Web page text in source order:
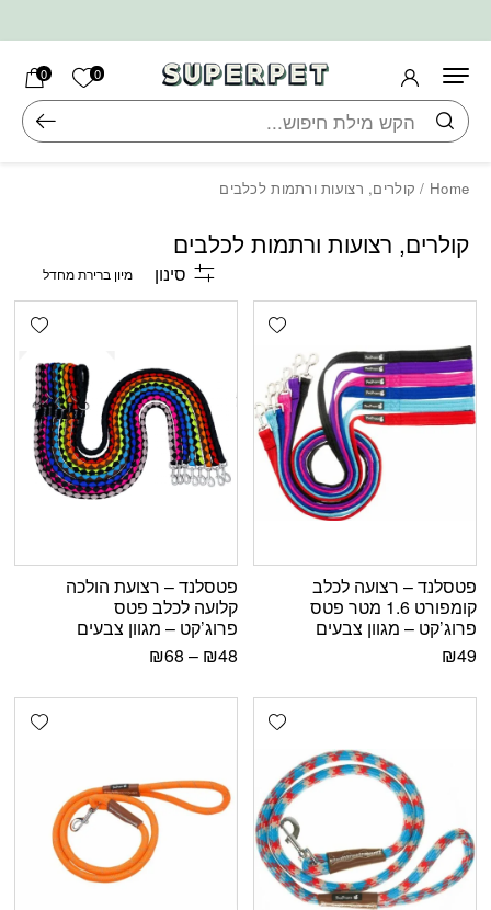
0 הרשימה
0
חיפוש
Home / קולרים, רצועות ורתמות לכלבים
קולרים, רצועות ורתמות לכלבים
סינון
Add wishlist
פטסלנד – רצועה לכלב
קומפורט 1.6 מטר פטס
פרוג’קט – מגוון צבעים
₪49
פטסלנד – רצועת הולכה
קלועה לכלב פטס
פרוג’קט – מגוון צבעים
₪48
–
₪68
Add wishlist